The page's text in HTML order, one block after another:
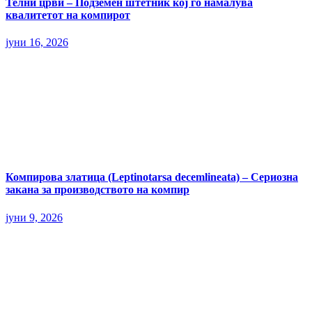
Телни црви – Подземен штетник кој го намалува
квалитетот на компирот
јуни 16, 2026
Компирова златица (Leptinotarsa decemlineata) – Сериозна
закана за производството на компир
јуни 9, 2026